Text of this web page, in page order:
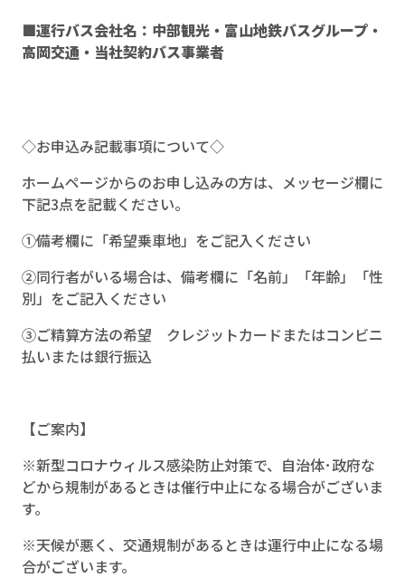
■運行バス会社名：中部観光・富山地鉄バスグループ・
高岡交通・当社契約バス事業者
◇お申込み記載事項について◇
ホームページからのお申し込みの方は、メッセージ欄に
下記3点を記載ください。
①備考欄に「希望乗車地」をご記入ください
②同行者がいる場合は、備考欄に「名前」「年齢」「性
別」をご記入ください
③ご精算方法の希望 クレジットカードまたはコンビニ
払いまたは銀行振込
【ご案内】
※新型コロナウィルス感染防止対策で、自治体･政府な
どから規制があるときは催行中止になる場合がございま
す。
※天候が悪く、交通規制があるときは運行中止になる場
合がございます。